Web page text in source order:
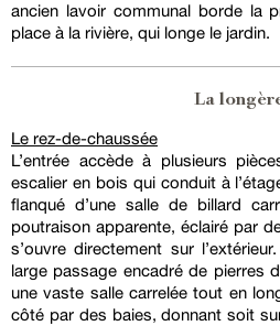
ancien lavoir communal borde la
place à la rivière, qui longe le jardin.
La
Le rez-de-chaussée
L’entrée accède à plusieurs
escalier en bois qui conduit à
flanqué d’une salle de billard
poutraison apparente, éclairé par
s’ouvre directement sur
large passage encadré de pierres
une vaste salle carrelée tout en
côté par des baies, donnant soit